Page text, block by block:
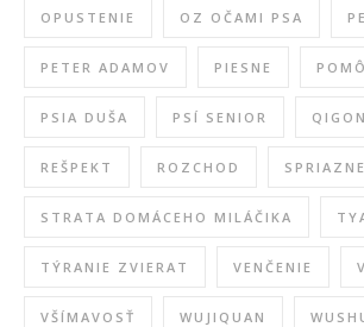
OPUSTENIE OZ OČAMI PSA
PETER ADAMOV PIESNE
PSIA DUŠA PSÍ SENIOR
REŠPEKT ROZCHOD
STRATA DOMÁCEHO MILÁČIKA
TÝRANIE ZVIERAT VENČENIE
VŠÍMAVOSŤ WUJIQUAN